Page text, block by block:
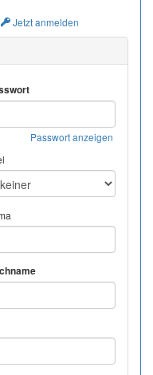
Jetzt anmelden
Passwort anzeigen